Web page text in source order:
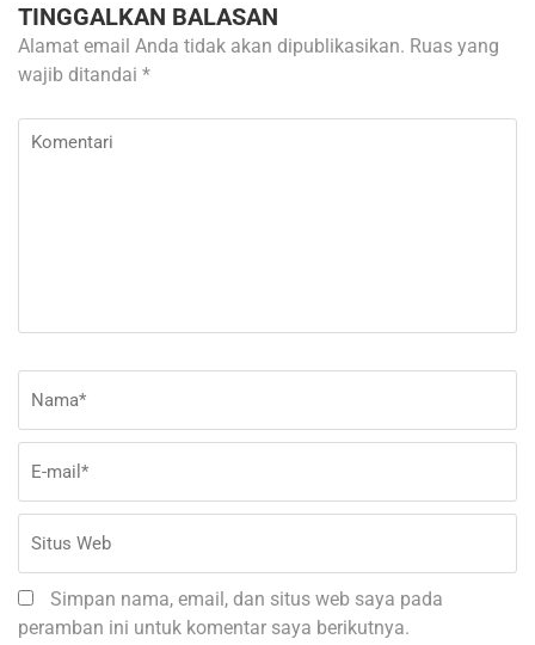
TINGGALKAN BALASAN
Alamat email Anda tidak akan dipublikasikan. Ruas yang
wajib ditandai *
Komentari
Simpan nama, email, dan situs web saya pada
peramban ini untuk komentar saya berikutnya.